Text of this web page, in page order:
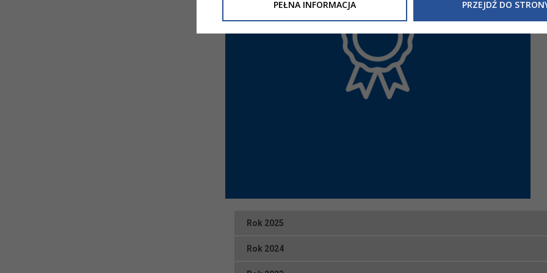
Rok 2025
Rok 2024
Niniejsza informacja nie wymaga od Państwa żadnych dodatkowych działań.
PEŁNA INFORMACJA PRZEJDŹ DO